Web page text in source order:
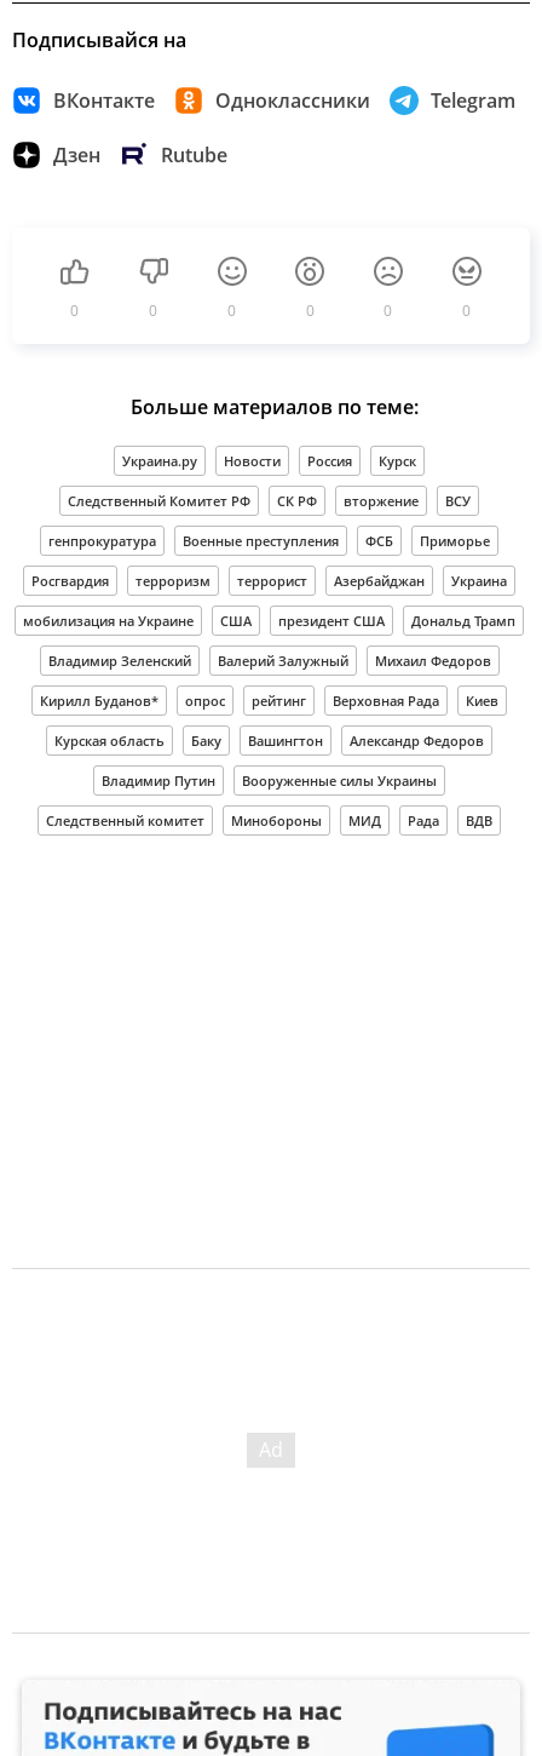
Подписывайся на
ВКонтакте Одноклассники Telegram
Дзен Rutube
0 0 0 0 0 0
Больше материалов по теме:
Украина.ру Новости Россия Курск
Следственный Комитет РФ СК РФ вторжение ВСУ
генпрокуратура Военные преступления ФСБ Приморье
Росгвардия терроризм террорист Азербайджан Украина
мобилизация на Украине США президент США Дональд Трамп
Владимир Зеленский Валерий Залужный Михаил Федоров
Кирилл Буданов* опрос рейтинг Верховная Рада Киев
Курская область Баку Вашингтон Александр Федоров
Владимир Путин Вооруженные силы Украины
Следственный комитет Минобороны МИД Рада ВДВ